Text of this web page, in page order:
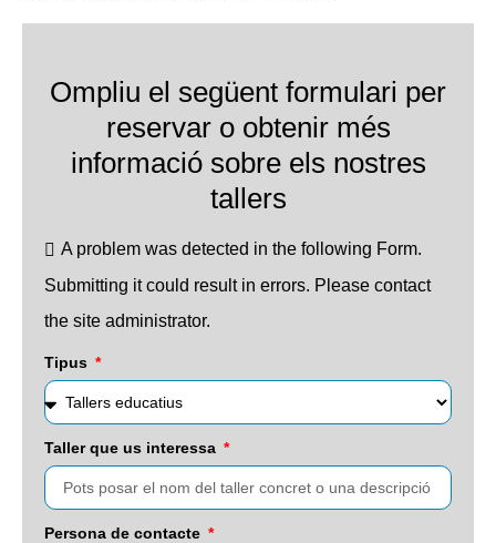
Ompliu el següent formulari per
reservar o obtenir més
informació sobre els nostres
tallers
A problem was detected in the following Form.
Submitting it could result in errors. Please contact
the site administrator.
Tipus
Taller que us interessa
Persona de contacte